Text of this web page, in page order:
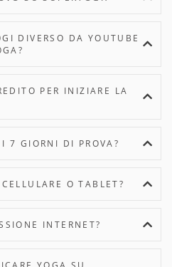
DIVERSO DA YOUTUBE
PER INIZIARE LA
7 GIORNI DI PROVA?
O TABLET?
INTERNET?